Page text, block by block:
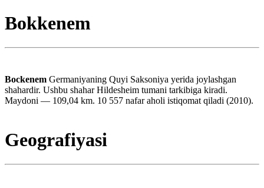
Bokkenem
Bockenem Germaniyaning Quyi Saksoniya yerida joylashgan
shahardir. Ushbu shahar Hildesheim tumani tarkibiga kiradi.
Maydoni — 109,04 km. 10 557 nafar aholi istiqomat qiladi (2010).
Geografiyasi